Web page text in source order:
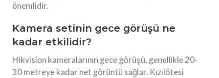
önemlidir.
Kamera setinin gece görüşü ne
kadar etkilidir?
Hikvision kameralarının gece görüşü, genellikle 20-
30 metreye kadar net görüntü sağlar. Kızılötesi